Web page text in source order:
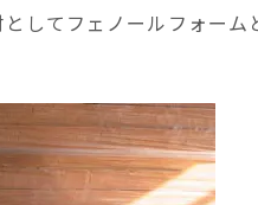
してフェノールフォー